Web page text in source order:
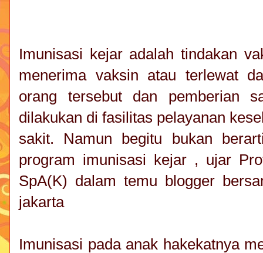
Imunisasi kejar adalah tindakan
menerima vaksin atau terlewat
orang tersebut dan pemberian
dilakukan di fasilitas pelayanan
sakit. Namun begitu bukan
program imunisasi kejar , ujar
SpA(K) dalam temu blogger
jakarta
Imunisasi pada anak hakekatnya